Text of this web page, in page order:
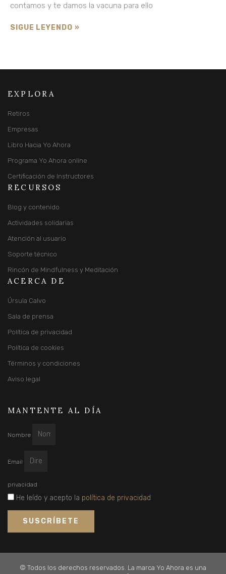
contamos y te damos la vacuna para ello
SIGUE LEYENDO »
EXPLORA
Retiros
Empresas
Libro Hacia Yo Ahora
Programa Yo Ahora online
Certificación de Instructores
RECURSOS
Blog y contenido
Actividades solidarias
Atención al usuario
Soporte técnico
Rincón de Mindfulness y Meditación
ACERCA DE
Úrsula Calvo
Sala de prensa
Política de privacidad
Política de cookies
Términos y condiciones
Aviso legal
MANTENTE AL DÍA
Nombre
Email
privacidad
He leído y acepto la política de privacidad
SUSCRÍBETE
© Todos los derechos reservados. La marca Yo Ahora es una